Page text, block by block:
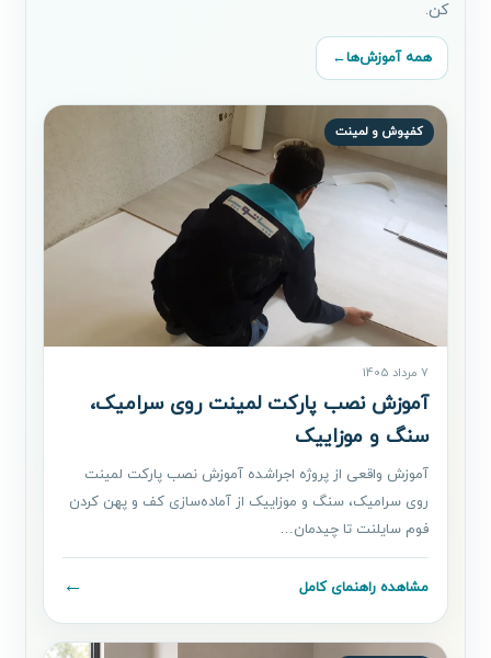
کن.
همه آموزش‌ها←
کفپوش و لمینت
7 مرداد 1405
آموزش نصب پارکت لمینت روی سرامیک،
سنگ و موزاییک
آموزش واقعی از پروژه اجراشده آموزش نصب پارکت لمینت
روی سرامیک، سنگ و موزاییک از آماده‌سازی کف و پهن کردن
فوم سایلنت تا چیدمان…
مشاهده راهنمای کامل ←